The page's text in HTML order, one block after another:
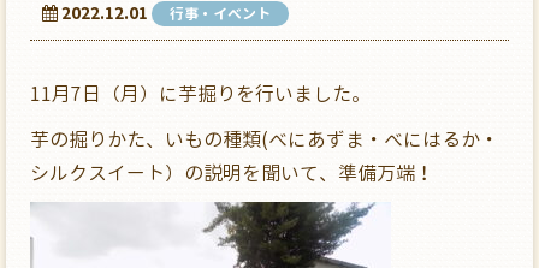
2022.12.01 行事・イベント
11月7日（月）に芋掘りを行いました。
芋の掘りかた、いもの種類(べにあずま・べにはるか・
シルクスイート）の説明を聞いて、準備万端！